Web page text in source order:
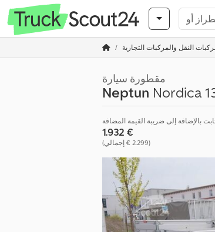
النقل والمركبات التجارية
مقطورة سيارة
Neptun Nordica
بالإضافة إلى ضريبة القيمة المضافة
‏1.932 €
(‏2.299 € إجمالي)